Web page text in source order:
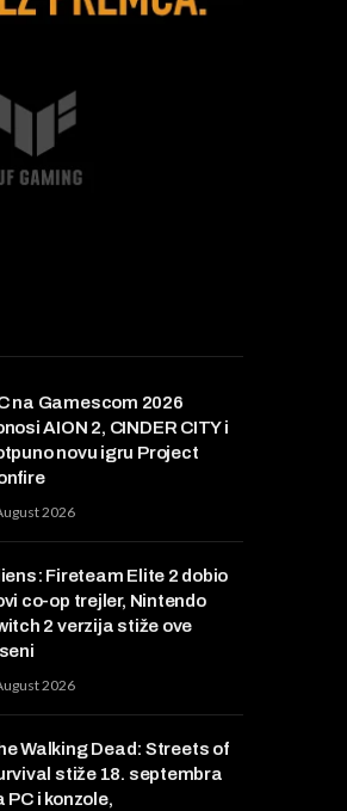
na Gamescom 2026
AION 2, CINDER CITY i
novu igru Project
2026
Fireteam Elite 2 dobio
co-op trejler, Nintendo
2 verzija stiže ove
2026
Walking Dead: Streets of
stiže 18. septembra
PC i konzole,